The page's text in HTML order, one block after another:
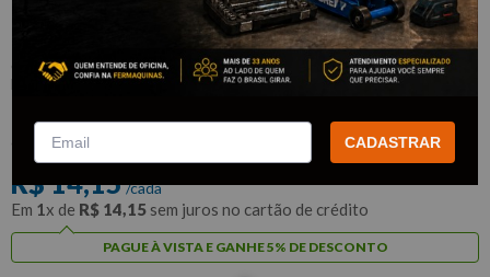
Chave Canhão 06 mm - EDA
:9VM
EDA
Por:R$13,44/cada
5% de desconto
R$14,15/cada
Em 1x de R$ 14,15 sem juros no cartão de crédito
PAGUE À VISTA E GANHE 5% DE DESCONTO
CADASTRAR